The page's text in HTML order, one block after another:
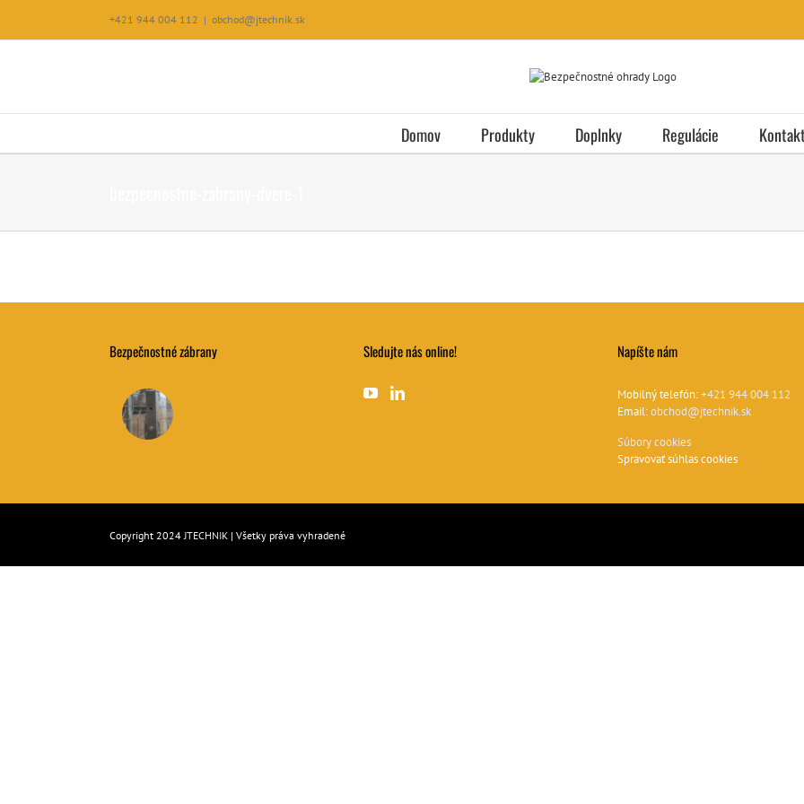
content
+421 944 004 112 | obchod@jtechnik.sk
Domov Produkty Doplnky Regulácie Kontakt
Bezpečnostné zábrany Sledujte nás online! Napíšte nám
Mobilný telefón:+421 944 004 112
Email:obchod@jtechnik.sk
Súbory cookies
Spravovať súhlas cookies
Copyright 2024JTECHNIK | Všetky práva vyhradené